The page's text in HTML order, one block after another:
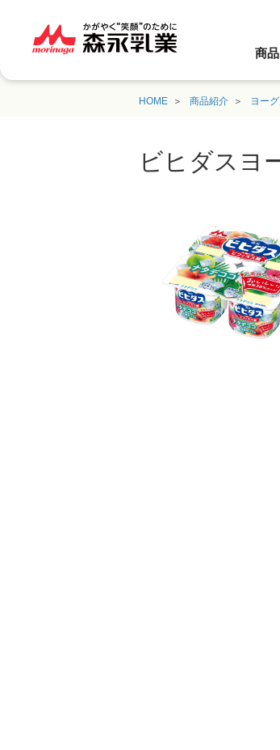
商
HOME 商品紹介 ヨーグ
ビヒダスヨ